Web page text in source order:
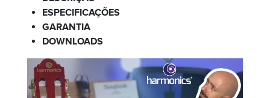
ESPECIFICAÇÕES
GARANTIA
DOWNLOADS